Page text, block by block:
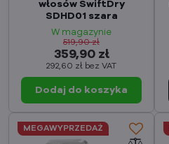
włosów SwiftDry
SDHD01 szara
W magazynie
359,90 zł
292,60 zł bez VAT
519,90 zł
Dodaj do koszyka
MEGAWYPRZEDAŻ